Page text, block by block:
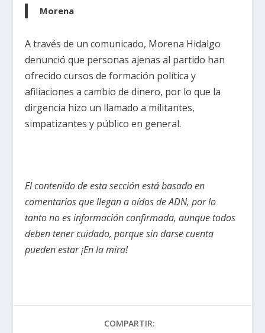
Morena
A través de un comunicado, Morena Hidalgo
denunció que personas ajenas al partido han
ofrecido cursos de formación política y
afiliaciones a cambio de dinero, por lo que la
dirgencia hizo un llamado a militantes,
simpatizantes y público en general.
El contenido de esta sección está basado en
comentarios que llegan a oídos de ADN, por lo
tanto no es información confirmada, aunque todos
deben tener cuidado, porque sin darse cuenta
pueden estar ¡En la mira!
COMPARTIR: